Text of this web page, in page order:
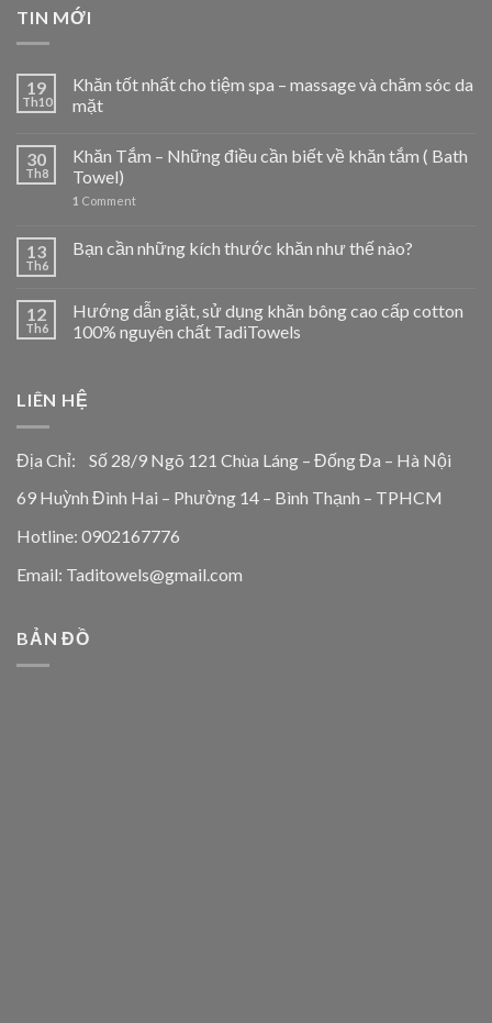
TIN MỚI
19
Th10
Khăn tốt nhất cho tiệm spa – massage và chăm sóc da
mặt
30
Th8
Khăn Tắm – Những điều cần biết về khăn tắm ( Bath
Towel)
1 Comment
13
Th6
Bạn cần những kích thước khăn như thế nào?
12
Th6
Hướng dẫn giặt, sử dụng khăn bông cao cấp cotton
100% nguyên chất TadiTowels
LIÊN HỆ
Địa Chỉ: Số 28/9 Ngõ 121 Chùa Láng – Đống Đa – Hà Nội
69 Huỳnh Đình Hai – Phường 14 – Bình Thạnh – TPHCM
Hotline: 0902167776
Email: Taditowels@gmail.com
BẢN ĐỒ